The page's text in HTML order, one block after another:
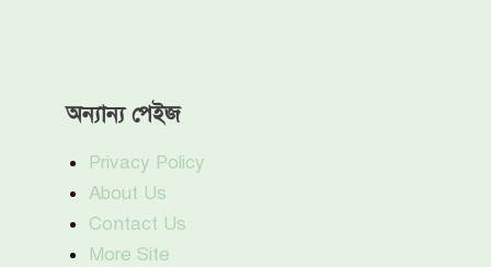
অন্যান্য পেইজ
Privacy Policy
About Us
Contact Us
More Site